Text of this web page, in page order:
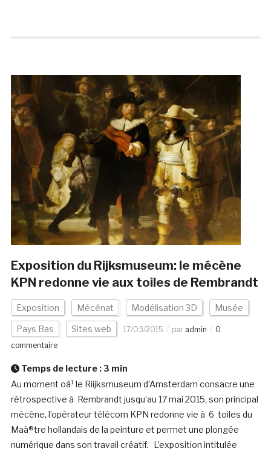
Exposition du Rijksmuseum: le mécène
KPN redonne vie aux toiles de Rembrandt
Exposition Mécénat Modélisation 3D Musée
Pays Bas Sites web 17/03/2015 par admin
0
commentaire
Temps de lecture : 3 min
Au moment oà¹ le Riijksmuseum d’Amsterdam consacre une
rétrospective à Rembrandt jusqu’au 17 mai 2015, son principal
mécène, l’opérateur télécom KPN redonne vie à 6 toiles du
Maà®tre hollandais de la peinture et permet une plongée
numérique dans son travail créatif. L’exposition intitulée